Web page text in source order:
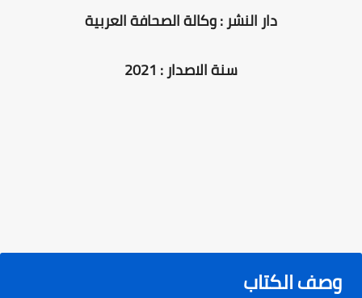
دار النشر : وكالة الصحافة العربية
سنة الاصدار : 2021
وصف الكتاب